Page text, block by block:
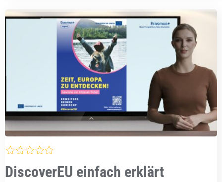
DiscoverEU einfach erklärt